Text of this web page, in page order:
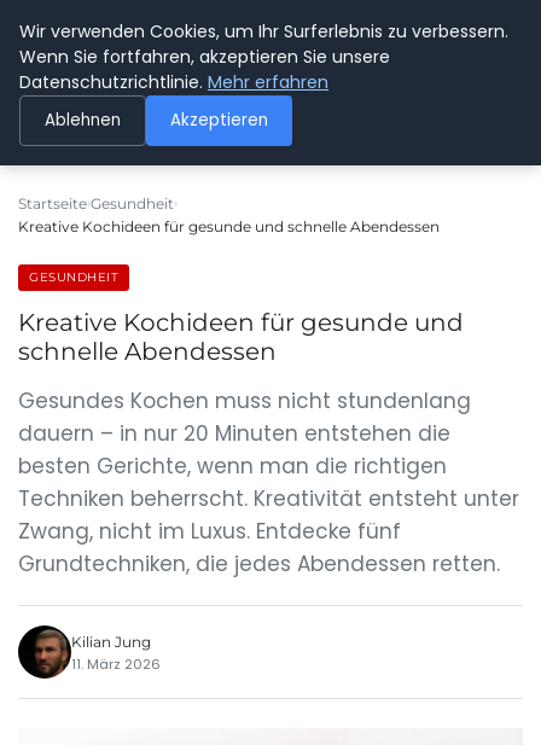
SPEDITION KUSS
Startseite Gesundheit
Kreative Kochideen für gesunde und schnelle Abendessen
GESUNDHEIT
Kreative Kochideen für gesunde und
schnelle Abendessen
Gesundes Kochen muss nicht stundenlang
dauern – in nur 20 Minuten entstehen die
besten Gerichte, wenn man die richtigen
Techniken beherrscht. Kreativität entsteht unter
Zwang, nicht im Luxus. Entdecke fünf
Grundtechniken, die jedes Abendessen retten.
Kilian Jung
11. März 2026
Wir verwenden Cookies, um Ihr Surferlebnis zu verbessern.
Wenn Sie fortfahren, akzeptieren Sie unsere
Datenschutzrichtlinie. Mehr erfahren
Ablehnen Akzeptieren